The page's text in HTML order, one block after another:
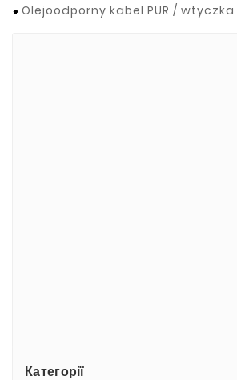
Olejoodporny kabel PUR /
Категорії